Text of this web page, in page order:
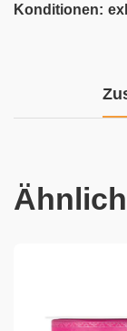
Konditionen: